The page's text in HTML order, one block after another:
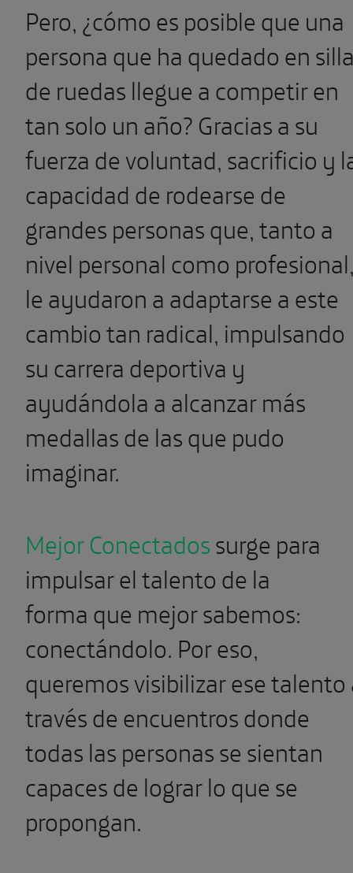
Pero, ¿cómo es posible que una
persona que ha quedado en
de ruedas llegue a competir en
tan solo un año? Gracias a su
fuerza de voluntad, sacrificio y
capacidad de rodearse de
grandes personas que, tanto a
nivel personal como
le ayudaron a adaptarse a este
cambio tan radical, impulsando
su carrera deportiva y
ayudándola a alcanzar más
medallas de las que pudo
imaginar.
Mejor Conectadossurge para
impulsar el talento de la
forma que mejor sabemos:
conectándolo. Por eso,
queremos visibilizar ese talento
través de encuentros donde
todas las personas se sientan
capaces de lograr lo que se
propongan.